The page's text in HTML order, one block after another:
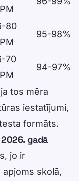
80
95-98%
70
94-97%
tos mēra
iestatījumi,
formāts.
gadā
jo ir
apjoms skolā,